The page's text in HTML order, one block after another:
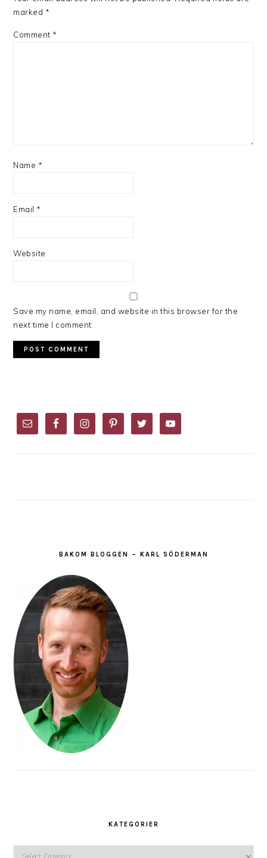
marked *
Comment *
Name *
Email *
Website
Save my name, email, and website in this browser for the
next time I comment.
SIDEBAR
BAKOM BLOGGEN – KARL SÖDERMAN
KATEGORIER